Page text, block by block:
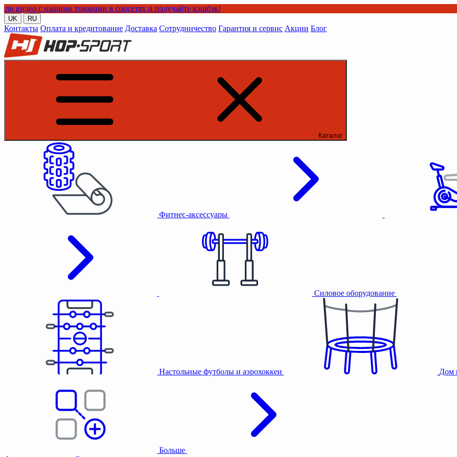
товарами в соцсетях и получайте кэшбэк!
UK RU
Контакты Оплата и кредитование Доставка Сотрудничество Гарантия и сервис Акции Блог
Каталог
Фитнес-аксессуары
Силовое оборудование
Настольные футболы и аэрохоккеи Дом
Больше